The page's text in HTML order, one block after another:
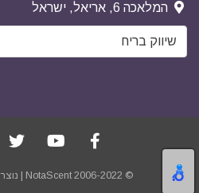
המלאכה 6, אריאל, ישראל
© NotaScent 2006-2022 | נוצר באמצעות